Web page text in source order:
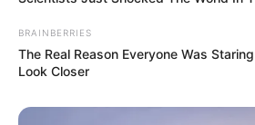
BRAINBERRIES
The Real Reason Everyone Was
Look Closer